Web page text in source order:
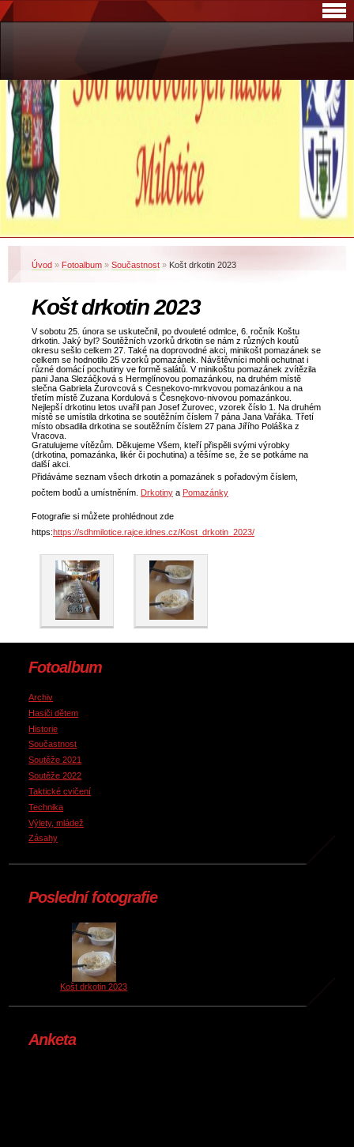
Úvod » Fotoalbum » Součastnost » Košt drkotin 2023
Košt drkotin 2023
V sobotu 25. února se uskutečnil, po dvouleté odmlce, 6. ročník Koštu
drkotin. Jaký byl? Soutěžních vzorků drkotin se nám z různých koutů
okresu sešlo celkem 27. Také na doprovodné akci, minikošt pomazánek se
celkem se hodnotilo 25 vzorků pomazánek. Návštěvníci mohli ochutnat i
různé domácí pochutiny ve formě salátů. V minikoštu pomazánek zvítězila
pani Jana Slezáčková s Hermelínovou pomazánkou, na druhém místě
slečna Gabriela Žurovcová s Česnekovo-mrkvovou pomazánkou a na
třetím místě Zuzana Kordulová s Česnekovo-nivovou pomazánkou.
Nejlepší drkotinu letos uvařil pan Josef Žurovec, vzorek číslo 1. Na druhém
místě se umístila drkotina se soutěžním číslem 7 pána Jana Vařáka. Třetí
místo obsadila drkotina se soutěžním číslem 27 pana Jiřího Poláška z
Vracova.
Gratulujeme vítězům. Děkujeme Všem, kteří přispěli svými výrobky
(drkotina, pomazánka, likér či pochutina) a těšíme se, že se potkáme na
další akci.
Přidáváme seznam všech drkotin a pomazánek s pořadovým číslem,
počtem bodů a umístněním. Drkotiny a Pomazánky
Fotografie si můžete prohlédnout zde
https:https://sdhmilotice.rajce.idnes.cz/Kost_drkotin_2023/
Fotoalbum
Archiv
Hasiči dětem
Historie
Součastnost
Soutěže 2021
Soutěže 2022
Taktické cvičení
Technika
Výlety, mládež
Zásahy
Poslední fotografie
Košt drkotin 2023
Anketa